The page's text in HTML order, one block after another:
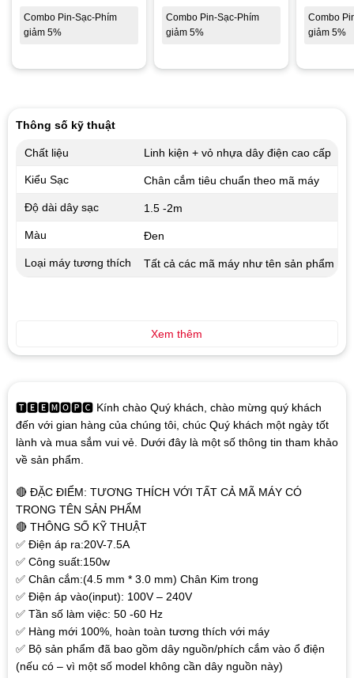
Combo Pin-Sạc-Phím
giảm 5%
Combo Pin-Sạc-Phím
giảm 5%
Combo
giảm 5%
🆃🅴🅴🅼🅾🅿🅲 Kính chào Quý khách, chào mừng quý khách
đến với gian hàng của chúng tôi, chúc Quý khách một ngày tốt
lành và mua sắm vui vẻ. Dưới đây là một số thông tin tham khảo
về sản phẩm.
🔴 ĐẶC ĐIỂM: TƯƠNG THÍCH VỚI TẤT CẢ MÃ MÁY CÓ
TRONG TÊN SẢN PHẨM
🔴 THÔNG SỐ KỸ THUẬT
✅ Điện áp ra:20V-7.5A
✅ Công suất:150w
✅ Chân cắm:(4.5 mm * 3.0 mm) Chân Kim trong
✅ Điện áp vào(input): 100V – 240V
✅ Tần số làm việc: 50 -60 Hz
✅ Hàng mới 100%, hoàn toàn tương thích với máy
✅ Bộ sản phẩm đã bao gồm dây nguồn/phích cắm vào ổ điện
(nếu có – vì một số model không cần dây nguồn này)
Thông số kỹ thuật
Chất liệu Linh kiện + vỏ nhựa dây điện cao cấp
Kiểu Sạc Chân cắm tiêu chuẩn theo mã máy
Độ dài dây sạc 1.5 -2m
Màu Đen
Loại máy tương thích Tất cả các mã máy như tên sản phẩm
Xem thêm